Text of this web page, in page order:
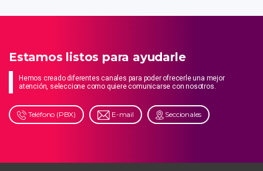
Estamos listos para ayudarle
Hemos creado diferentes canales para poder ofrecerle una mejor
atención, seleccione como quiere comunicarse con nosotros.
Teléfono (PBX) E-mail Seccionales